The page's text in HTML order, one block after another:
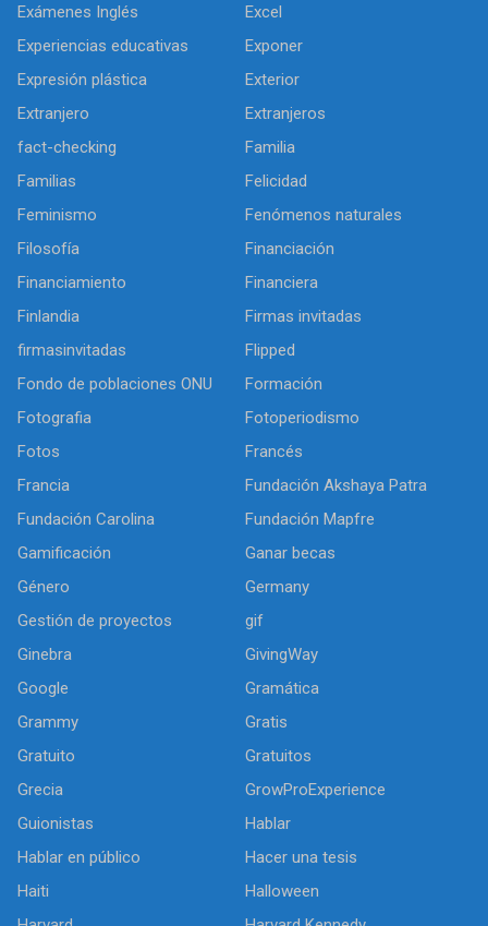
Exámenes Inglés
Excel
Experiencias educativas
Exponer
Expresión plástica
Exterior
Extranjero
Extranjeros
fact-checking
Familia
Familias
Felicidad
Feminismo
Fenómenos naturales
Filosofía
Financiación
Financiamiento
Financiera
Finlandia
Firmas invitadas
firmasinvitadas
Flipped
Fondo de poblaciones ONU
Formación
Fotografia
Fotoperiodismo
Fotos
Francés
Francia
Fundación Akshaya Patra
Fundación Carolina
Fundación Mapfre
Gamificación
Ganar becas
Género
Germany
Gestión de proyectos
gif
Ginebra
GivingWay
Google
Gramática
Grammy
Gratis
Gratuito
Gratuitos
Grecia
GrowProExperience
Guionistas
Hablar
Hablar en público
Hacer una tesis
Haiti
Halloween